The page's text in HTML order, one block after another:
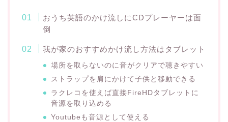
おうち英語のかけ流しにCDプレーヤーは面
倒
我が家のおすすめかけ流し方法はタブレット
場所を取らないのに音がクリアで聴きやすい
ストラップを肩にかけて子供と移動できる
ラクレコを使えば直接FireHDタブレットに
音源を取り込める
Youtubeも音源として使える